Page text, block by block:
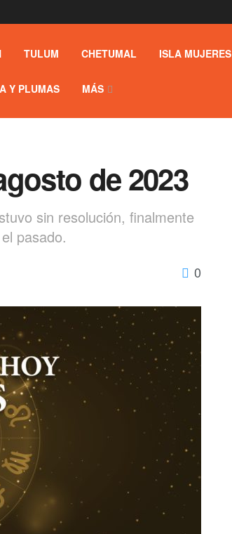
TULUM CHETUMAL ISLA MUJERES
Y PLUMAS MÁS
de 2023
sin resolución, finalmente
pasado.
0